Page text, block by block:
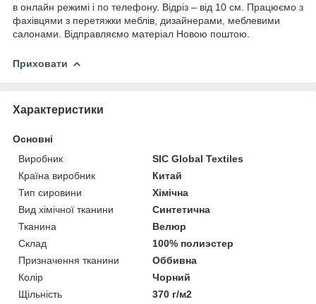
в онлайн режимі і по телефону. Відріз – від 10 см. Працюємо з
фахівцями з перетяжки меблів, дизайнерами, меблевими
салонами. Відправляємо матеріал Новою поштою.
Приховати
Характеристики
Основні
Виробник
SIC Global Textiles
Країна виробник
Китай
Тип сировини
Хімічна
Вид хімічної тканини
Синтетична
Тканина
Велюр
Склад
100% полиэстер
Призначення тканини
Оббивна
Колір
Чорний
Щільність
370 г/м2